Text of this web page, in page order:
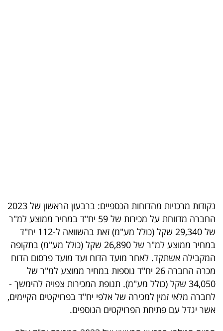
5
המילון
הכלכלי
פודקאסט
40
UNDER
40
נקודות מרכזיות מהדוחות הכספיים: ברבעון הראשון של 2023
החברה מדווחת על מכירות של 59 יח"ד במחיר ממוצע למ"ר
של 29,340 שקל (כולל מע"מ) זאת בהשוואה ל-112 יח"ד
במחיר ממוצע למ"ר של 26,890 שקל (כולל מע"מ) בתקופה
המקבילה אשתקד. לאחר מועד הדוח ועד מועד פרסום הדוח
מכרה החברה 26 יח"ד נוספות במחיר ממוצע למ"ר של
34,050 שקל (כולל מע"מ). תנופת המכירות צפויה להימשך -
לחברה מלאי זמין למכירה של אלפי יח"ד בפרויקטים הקיימים,
אשר יגדל עם פתיחת הפרויקטים הנוספים.